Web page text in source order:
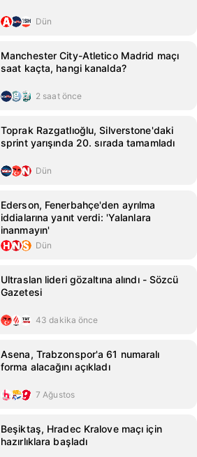
Dün
Manchester City-Atletico Madrid maçı
saat kaçta, hangi kanalda?
2 saat önce
Toprak Razgatlıoğlu, Silverstone'daki
sprint yarışında 20. sırada tamamladı
Dün
Ederson, Fenerbahçe'den ayrılma
iddialarına yanıt verdi: 'Yalanlara
inanmayın'
Dün
Ultraslan lideri gözaltına alındı - Sözcü
Gazetesi
43 dakika önce
Asena, Trabzonspor'a 61 numaralı
forma alacağını açıkladı
7 Ağustos
Beşiktaş, Hradec Kralove maçı için
hazırlıklara başladı